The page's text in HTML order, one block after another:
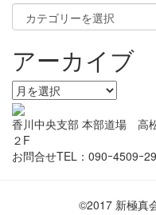
カ
テ
リ
ー
アーカイブ
ア
ー
カ
イ
ブ
香川中央支部 本部道場 高
２F
お問合せTEL：090ｰ4509ｰ
©2017 新極真